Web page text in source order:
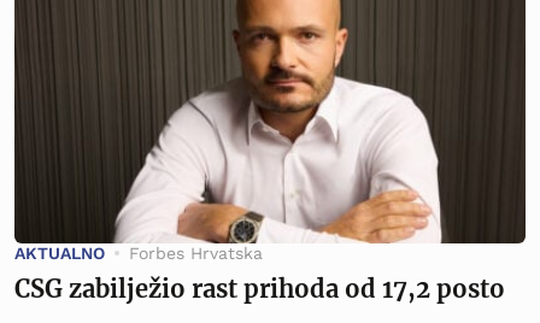
AKTUALNO Forbes Hrvatska
CSG zabilježio rast prihoda od 17,2 posto